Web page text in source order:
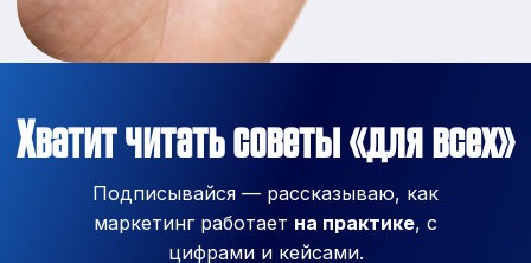
Хватит читать советы «для всех»
Подписывайся — рассказываю, как
маркетинг работает на практике, с
цифрами и кейсами.